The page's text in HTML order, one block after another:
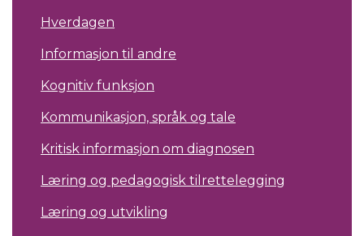
Hverdagen
Informasjon til andre
Kognitiv funksjon
Kommunikasjon, språk og tale
Kritisk informasjon om diagnosen
Læring og pedagogisk tilrettelegging
Læring og utvikling